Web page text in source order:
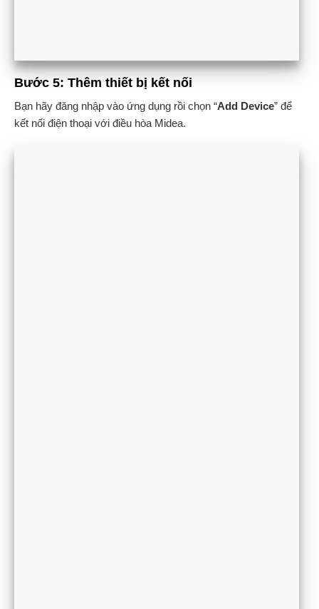
Bước 5: Thêm thiết bị kết nối
Bạn hãy đăng nhập vào ứng dụng rồi chọn “Add Device” để
kết nối điện thoại với điều hòa Midea.